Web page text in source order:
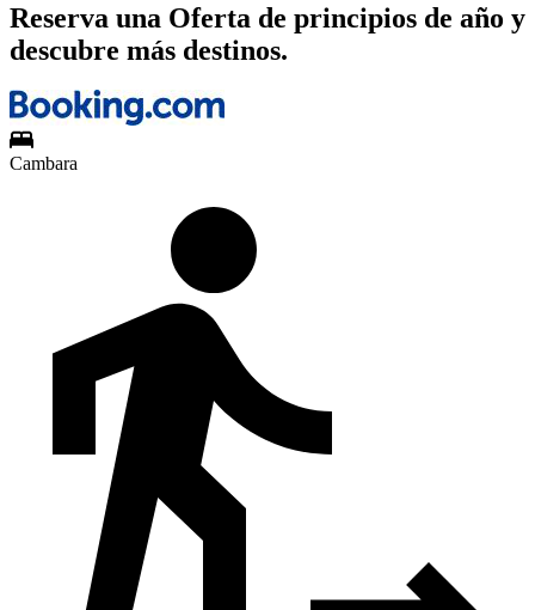
Reserva una Oferta de principios de año y
descubre más destinos.
Cambara